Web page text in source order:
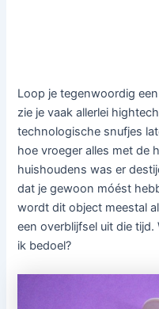
Loop je tegenwoordig
zie je vaak allerlei
technologische snufjes
hoe vroeger alles met de
huishoudens was er
dat je gewoon móést
wordt dit object meestal
een overblijfsel uit die
ik bedoel?